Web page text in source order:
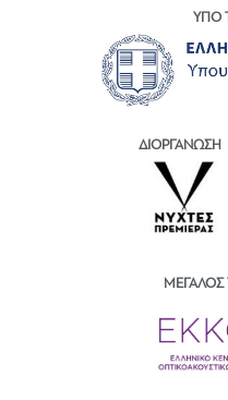
ΥΠΟ
ΔΙΟΡΓΑΝΩΣΗ
ΜΕΓΑΛΟΣ